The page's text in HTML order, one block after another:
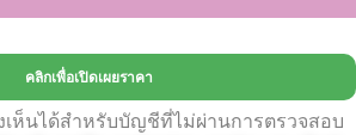
คลิกเพื่อเปิดเผยราคา
เห็นได้สำหรับบัญชีที่ไม่ผ่านการตรวจสอบ